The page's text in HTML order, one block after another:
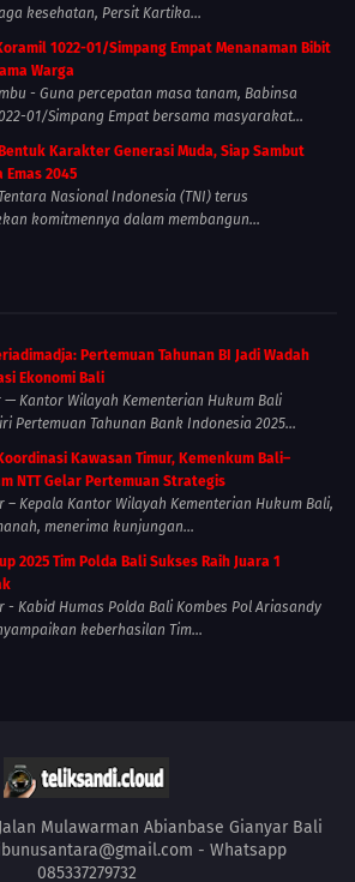
kesehatan, Persit Kartika...
1022-01/Simpang Empat Menanaman Bibit
Warga
- Guna percepatan masa tanam, Babinsa
01/Simpang Empat bersama masyarakat...
Karakter Generasi Muda, Siap Sambut
Emas 2045
Nasional Indonesia (TNI) terus
komitmennya dalam membangun...
Pertemuan Tahunan BI Jadi Wadah
Ekonomi Bali
— Kantor Wilayah Kementerian Hukum Bali
Pertemuan Tahunan Bank Indonesia 2025...
Kawasan Timur, Kemenkum Bali–
NTT Gelar Pertemuan Strategis
– Kepala Kantor Wilayah Kementerian Hukum Bali,
menerima kunjungan...
2025 Tim Polda Bali Sukses Raih Juara 1
- Kabid Humas Polda Bali Kombes Pol Ariasandy
keberhasilan Tim...
Mulawarman Abianbase Gianyar Bali
- Whatsapp
085337279732